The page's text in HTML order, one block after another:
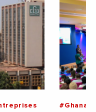
#Ghana